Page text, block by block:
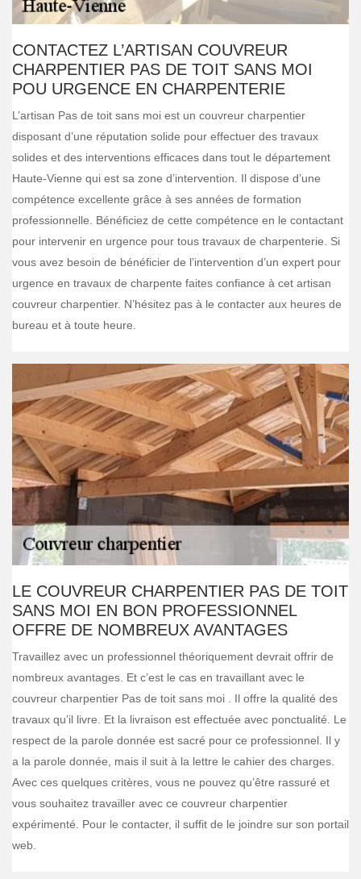
CONTACTEZ L’ARTISAN COUVREUR
CHARPENTIER PAS DE TOIT SANS MOI
POU URGENCE EN CHARPENTERIE
L’artisan Pas de toit sans moi est un couvreur charpentier
disposant d’une réputation solide pour effectuer des travaux
solides et des interventions efficaces dans tout le département
Haute-Vienne qui est sa zone d’intervention. Il dispose d’une
compétence excellente grâce à ses années de formation
professionnelle. Bénéficiez de cette compétence en le contactant
pour intervenir en urgence pour tous travaux de charpenterie. Si
vous avez besoin de bénéficier de l’intervention d’un expert pour
urgence en travaux de charpente faites confiance à cet artisan
couvreur charpentier. N’hésitez pas à le contacter aux heures de
bureau et à toute heure.
LE COUVREUR CHARPENTIER PAS DE TOIT
SANS MOI EN BON PROFESSIONNEL
OFFRE DE NOMBREUX AVANTAGES
Travaillez avec un professionnel théoriquement devrait offrir de
nombreux avantages. Et c’est le cas en travaillant avec le
couvreur charpentier Pas de toit sans moi . Il offre la qualité des
travaux qu’il livre. Et la livraison est effectuée avec ponctualité. Le
respect de la parole donnée est sacré pour ce professionnel. Il y
a la parole donnée, mais il suit à la lettre le cahier des charges.
Avec ces quelques critères, vous ne pouvez qu’être rassuré et
vous souhaitez travailler avec ce couvreur charpentier
expérimenté. Pour le contacter, il suffit de le joindre sur son portail
web.